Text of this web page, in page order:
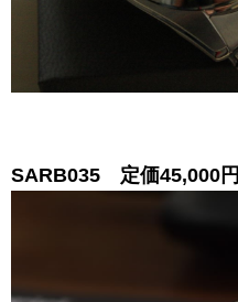
SARB035 定価45,000円